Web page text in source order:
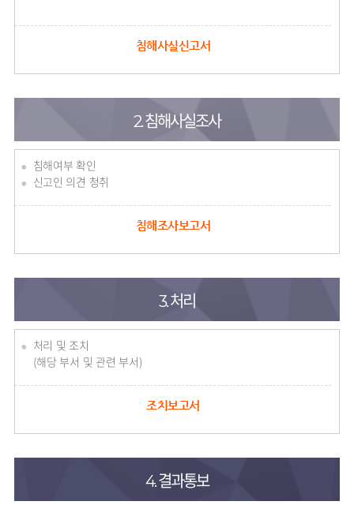
침해사실신고서
2. 침해사실조사
침해여부 확인
신고인 의견 청취
침해조사보고서
3. 처리
처리 및 조치
(해당 부서 및 관련 부서)
조치보고서
4. 결과통보